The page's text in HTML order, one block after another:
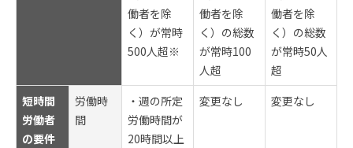
働者を除
く）が常時
500人超※
働者を除
く）の総数
が常時100
人超
働者を除
く）の総数
が常時50人
超
短時間
労働者
の要件
労働時
間
・週の所定
労働時間が
20時間以上
変更なし 変更なし